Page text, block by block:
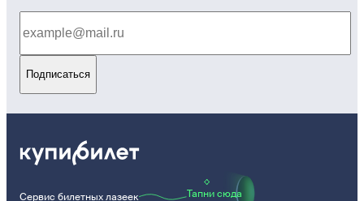
Подписаться
Сервис билетных лазеек Тапни сюда